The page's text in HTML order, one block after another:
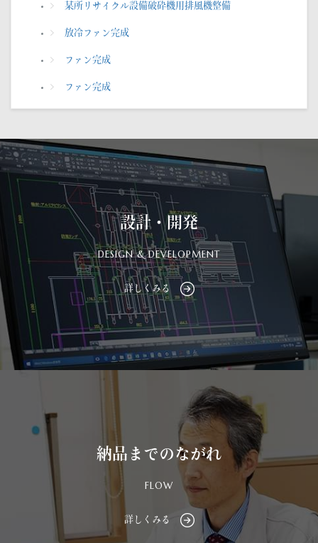
某所リサイクル設備破砕機用排風機整備
放冷ファン完成
ファン完成
ファン完成
設計・開発
DESIGN & DEVELOPMENT
詳しくみる
納品までのながれ
FLOW
詳しくみる